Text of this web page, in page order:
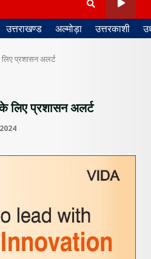
उत्तराखण्ड अल्मोड़ा उत्तरकाशी
प्रशासन अलर्ट
लिए प्रशासन अलर्ट